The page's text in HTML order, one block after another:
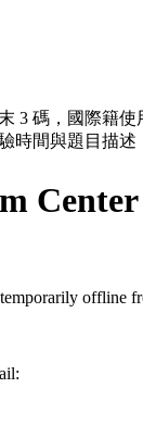
3 碼，國際籍使
時間與題目描
offline